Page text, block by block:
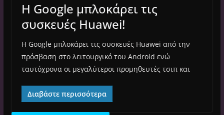
Η Google μπλοκάρει τις
συσκευές Huawei!
Η Google μπλοκάρει τις συσκευές Huawei από την
πρόσβαση στο λειτουργικό του Android ενώ
ταυτόχρονα οι μεγαλύτεροι προμηθευτές τσιπ και
Διαβάστε περισσότερα